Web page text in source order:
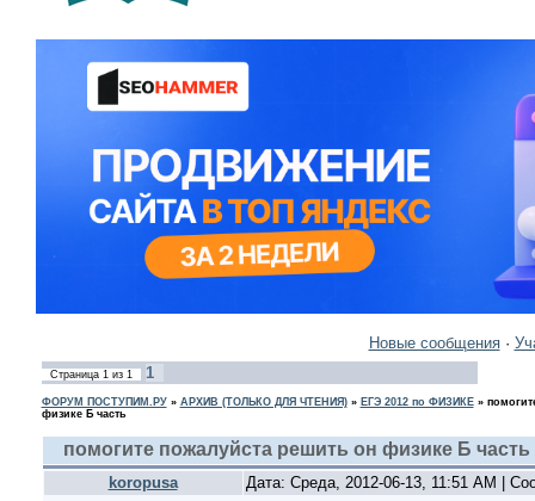
Новые сообщения·
Страница 1из 1 1
ФОРУМ ПОСТУПИМ.РУ» АРХИВ (ТОЛЬКО ДЛЯ ЧТЕНИЯ)» ЕГЭ 2012 по ФИЗИКЕ»
физике Б часть
помогите пожалуйста решить он физике Б часть
koropusa
Дата: Среда, 2012-06-13, 11:51 AM |